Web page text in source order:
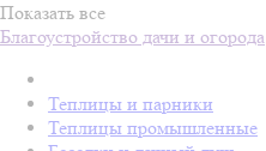
Показать все
Благоустройство дачи и огорода
Теплицы и парники
Теплицы промышленные